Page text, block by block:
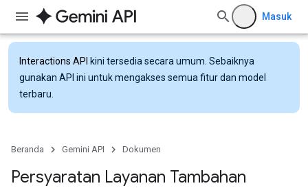
Masuk
Interactions API kini tersedia secara umum. Sebaiknya
gunakan API ini untuk mengakses semua fitur dan model
terbaru.
Beranda Gemini API Dokumen
Persyaratan Layanan Tambahan